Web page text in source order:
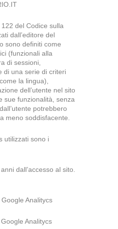
del Codice sulla
dall’editore del
sono definiti come
(funzionali alla
di sessioni,
di una serie di criteri
la lingua),
dell’utente nel sito
sue funzionalità, senza
potrebbero
meno soddisfacente.
utilizzati sono i
dall’accesso al sito.
Analitycs
Analitycs